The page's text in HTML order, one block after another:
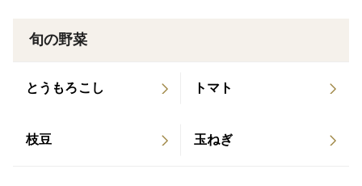
い！！
<効能>
・睡眠の質を改善
旬の野菜
とうもろこし トマト
枝豆 玉ねぎ